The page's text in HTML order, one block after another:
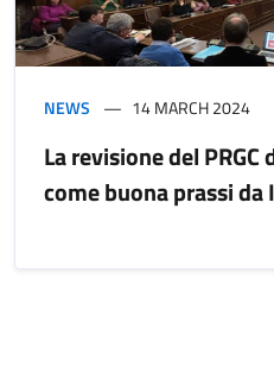
NEWS 14 MARCH 2024
La revisione del
come buona prassi da